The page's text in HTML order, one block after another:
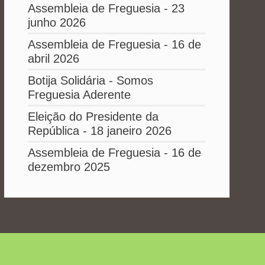
Assembleia de Freguesia - 23
junho 2026
Assembleia de Freguesia - 16 de
abril 2026
Botija Solidária - Somos
Freguesia Aderente
Eleição do Presidente da
República - 18 janeiro 2026
Assembleia de Freguesia - 16 de
dezembro 2025